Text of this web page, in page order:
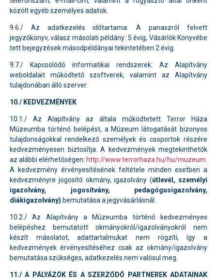
közölt egyéb személyes adatok.
9.6./ Az adatkezelés időtartama: A panaszról felvett
jegyzőkönyv, válasz másolati példány: 5 évig, Vásárlók Könyvébe
tett bejegyzések másodpéldányai tekintetében 2 évig.
9.7./ Kapcsolódó informatikai rendszerek: Az Alapítvány
weboldalait működtető szoftverek, valamint az Alapítvány
tulajdonában álló szerver.
10./ KEDVEZMÉNYEK
10.1./ Az Alapítvány az általa működtetett Terror Háza
Múzeumba történő belépést, a Múzeum látogatását bizonyos
tulajdonságokkal rendelkező személyek és csoportok részére
kedvezményesen biztosítja. A kedvezmények megtekinthetők
az alábbi elérhetőségen: http://www.terrorhaza.hu/hu/muzeum
A kedvezmény érvényesítésének feltétele minden esetben a
kedvezményre jogosító okmány, igazolvány (útlevél, személyi
igazolvány, jogosítvány, pedagógusigazolvány,
diákigazolvány) bemutatása a jegyvásárlásnál.
10.2./ Az Alapítvány a Múzeumba történő kedvezményes
belépéshez bemutatott okmányokról/igazolványokról nem
készít másolatot, adattartalmukat nem rögzíti, így a
kedvezmények érvényesítéséhez csak az okmány/igazolvány
bemutatása szükséges, adatkezelés nem valósul meg.
11./ A PÁLYÁZÓK ÉS A SZERZŐDŐ PARTNEREK ADATAINAK